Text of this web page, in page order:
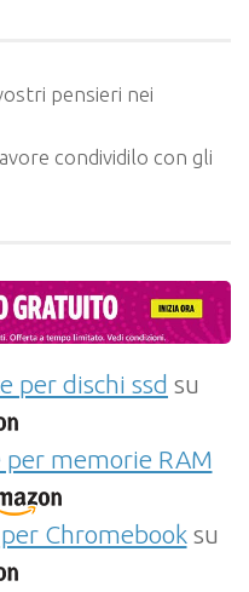
pensieri nei
condividilo con gli
per dischi ssd su
memorie RAM
Chromebooksu